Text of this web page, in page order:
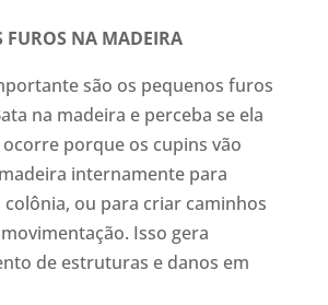
FUROS NA MADEIRA
são os pequenos furos
na madeira e perceba se ela
ocorre porque os cupins vão
internamente para
ou para criar caminhos
Isso gera
de estruturas e danos em